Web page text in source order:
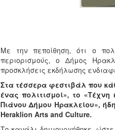
Με την πεποίθηση, ότι ο
περιορισμούς, ο Δήμος
προσκλήσεις εκδήλωσης
Στα τέσσερα φεστιβάλ που
ένας πολιτισμοί», το
Πιάνου Δήμου Ηρακλείου»,
Ηeraklion Arts and Culture.